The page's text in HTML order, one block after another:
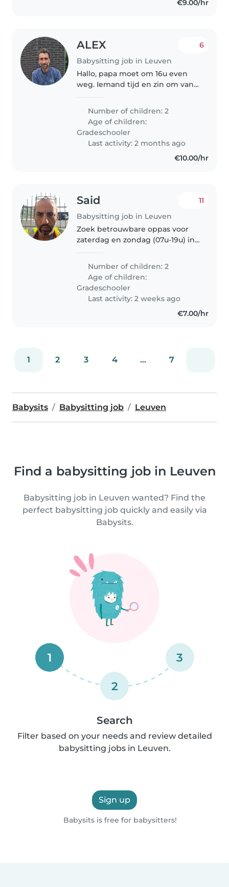
€9.00/hr
ALEX
Babysitting job in Leuven
6
Hallo, papa moet om 16u even
weg. Iemand tijd en zin om van
te blijven? Thx, Alex.
Number of children: 2
Age of children:
Gradeschooler
Last activity: 2 months ago
€10.00/hr
Said
Babysitting job in Leuven
11
Zoek betrouwbare oppas voor
zaterdag en zondag (07u-19u) in
Unaisa) 8 en 9 jaar Taken:
maaltijden, spelen in de
tuin/zwembad, rust bewarend.
Number of children: 2
Age of children:
Gradeschooler
Last activity: 2 weeks ago
€7.00/hr
1 2 3 4 ... 7
Babysits Babysitting job Leuven
Find a babysitting job in Leuven
Babysitting job in Leuven wanted? Find the
perfect babysitting job quickly and easily via
Babysits.
1
2
3
Search
Filter based on your needs and review detailed
babysitting jobs in Leuven.
Sign up
Babysits is free for babysitters!